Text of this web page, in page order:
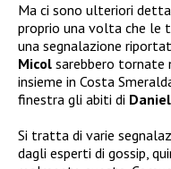
Ma ci sono ulteriori
proprio una volta che le
una segnalazione
Micol sarebbero
insieme in Costa
finestra gli abiti di
Si tratta di varie
dagli esperti di gossip,